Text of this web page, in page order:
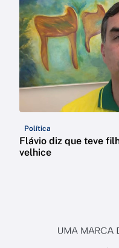
Política
Flávio diz que teve
velhice